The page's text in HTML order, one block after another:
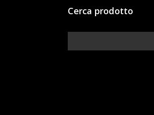
Cerca prodotto